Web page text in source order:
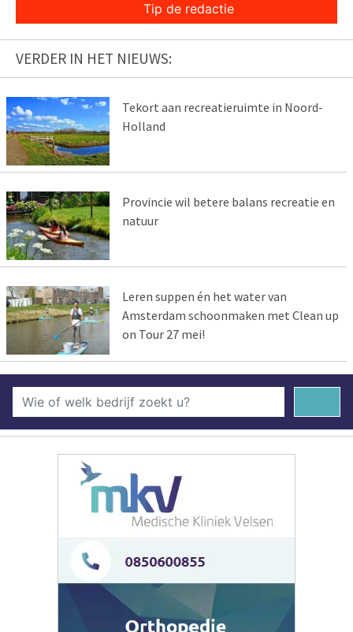
Tip de redactie
VERDER IN HET NIEUWS:
Tekort aan recreatieruimte in Noord-
Holland
Provincie wil betere balans recreatie en
natuur
Leren suppen én het water van
Amsterdam schoonmaken met Clean up
on Tour 27 mei!